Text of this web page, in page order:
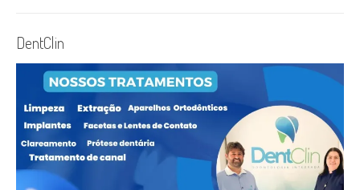
DentClin